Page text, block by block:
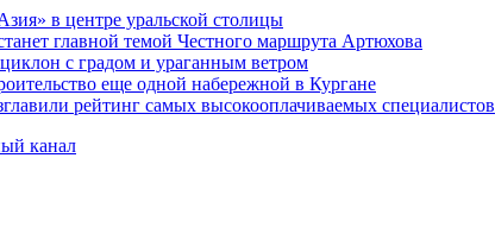
в центре уральской столицы
главной темой Честного маршрута Артюхова
с градом и ураганным ветром
еще одной набережной в Кургане
рейтинг самых высокооплачиваемых специалистов
канал